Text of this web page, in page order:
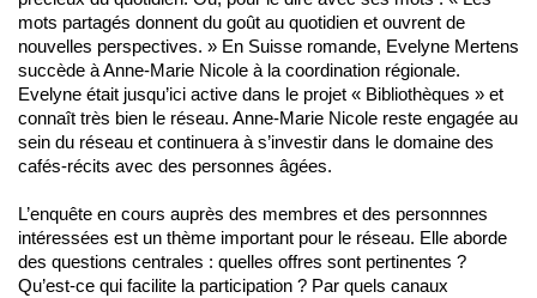
mots partagés donnent du goût au quotidien et ouvrent de
nouvelles perspectives. » En Suisse romande, Evelyne Mertens
succède à Anne-Marie Nicole à la coordination régionale.
Evelyne était jusqu’ici active dans le projet « Bibliothèques » et
connaît très bien le réseau. Anne-Marie Nicole reste engagée au
sein du réseau et continuera à s’investir dans le domaine des
cafés-récits avec des personnes âgées.
L’enquête en cours auprès des membres et des personnnes
intéressées est un thème important pour le réseau. Elle aborde
des questions centrales : quelles offres sont pertinentes ?
Qu’est-ce qui facilite la participation ? Par quels canaux